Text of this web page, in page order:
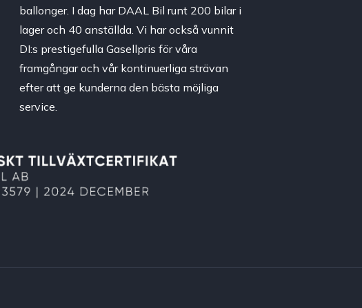
ballonger. I dag har DAAL Bil runt 200 bilar i
lager och 40 anställda. Vi har också vunnit
DI:s prestigefulla Gasellpris för våra
framgångar och vår kontinuerliga strävan
efter att ge kunderna den bästa möjliga
service.